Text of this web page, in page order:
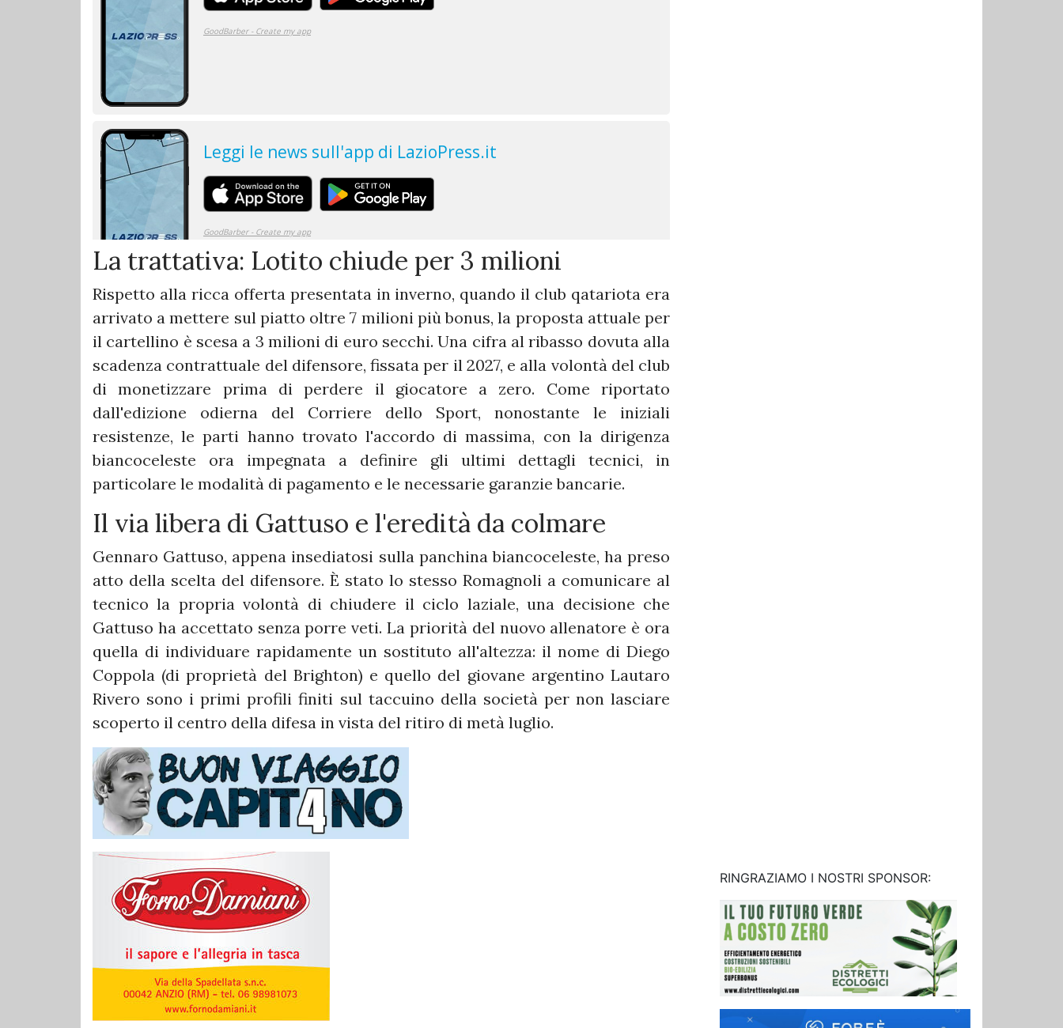
​La trattativa: Lotito chiude per 3 milioni
​Rispetto alla ricca offerta presentata in inverno, quando il club qatariota era
arrivato a mettere sul piatto oltre 7 milioni più bonus, la proposta attuale per
il cartellino è scesa a 3 milioni di euro secchi. Una cifra al ribasso dovuta alla
scadenza contrattuale del difensore, fissata per il 2027, e alla volontà del club
di monetizzare prima di perdere il giocatore a zero. Come riportato
dall'edizione odierna del Corriere dello Sport, nonostante le iniziali
resistenze, le parti hanno trovato l'accordo di massima, con la dirigenza
biancoceleste ora impegnata a definire gli ultimi dettagli tecnici, in
particolare le modalità di pagamento e le necessarie garanzie bancarie.
​Il via libera di Gattuso e l'eredità da colmare
​Gennaro Gattuso, appena insediatosi sulla panchina biancoceleste, ha preso
atto della scelta del difensore. È stato lo stesso Romagnoli a comunicare al
tecnico la propria volontà di chiudere il ciclo laziale, una decisione che
Gattuso ha accettato senza porre veti. La priorità del nuovo allenatore è ora
quella di individuare rapidamente un sostituto all'altezza: il nome di Diego
Coppola (di proprietà del Brighton) e quello del giovane argentino Lautaro
Rivero sono i primi profili finiti sul taccuino della società per non lasciare
scoperto il centro della difesa in vista del ritiro di metà luglio.
RINGRAZIAMO I NOSTRI SPONSOR: